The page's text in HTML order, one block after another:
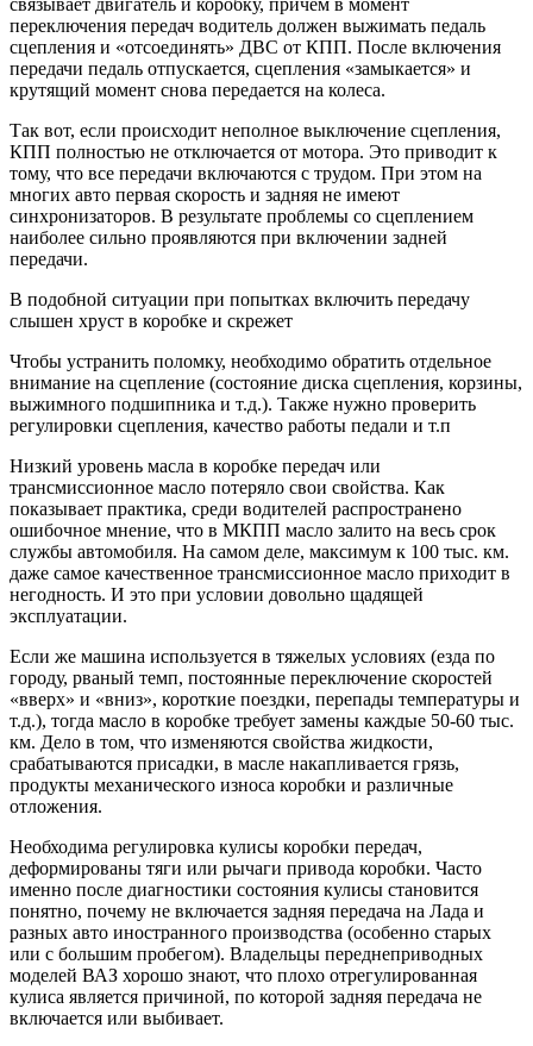
переключения передач водитель должен выжимать педаль
сцепления и «отсоединять» ДВС от КПП. После включения
передачи педаль отпускается, сцепления «замыкается» и
крутящий момент снова передается на колеса.
Так вот, если происходит неполное выключение сцепления,
КПП полностью не отключается от мотора. Это приводит к
тому, что все передачи включаются с трудом. При этом на
многих авто первая скорость и задняя не имеют
синхронизаторов. В результате проблемы со сцеплением
наиболее сильно проявляются при включении задней
передачи.
В подобной ситуации при попытках включить передачу
слышен хруст в коробке и скрежет
Чтобы устранить поломку, необходимо обратить отдельное
внимание на сцепление (состояние диска сцепления, корзины,
выжимного подшипника и т.д.). Также нужно проверить
регулировки сцепления, качество работы педали и т.п
Низкий уровень масла в коробке передач или
трансмиссионное масло потеряло свои свойства. Как
показывает практика, среди водителей распространено
ошибочное мнение, что в МКПП масло залито на весь срок
службы автомобиля. На самом деле, максимум к 100 тыс. км.
даже самое качественное трансмиссионное масло приходит в
негодность. И это при условии довольно щадящей
эксплуатации.
Если же машина используется в тяжелых условиях (езда по
городу, рваный темп, постоянные переключение скоростей
«вверх» и «вниз», короткие поездки, перепады температуры и
т.д.), тогда масло в коробке требует замены каждые 50-60 тыс.
км. Дело в том, что изменяются свойства жидкости,
срабатываются присадки, в масле накапливается грязь,
продукты механического износа коробки и различные
отложения.
Необходима регулировка кулисы коробки передач,
деформированы тяги или рычаги привода коробки. Часто
именно после диагностики состояния кулисы становится
понятно, почему не включается задняя передача на Лада и
разных авто иностранного производства (особенно старых
или с большим пробегом). Владельцы переднеприводных
моделей ВАЗ хорошо знают, что плохо отрегулированная
кулиса является причиной, по которой задняя передача не
включается или выбивает.